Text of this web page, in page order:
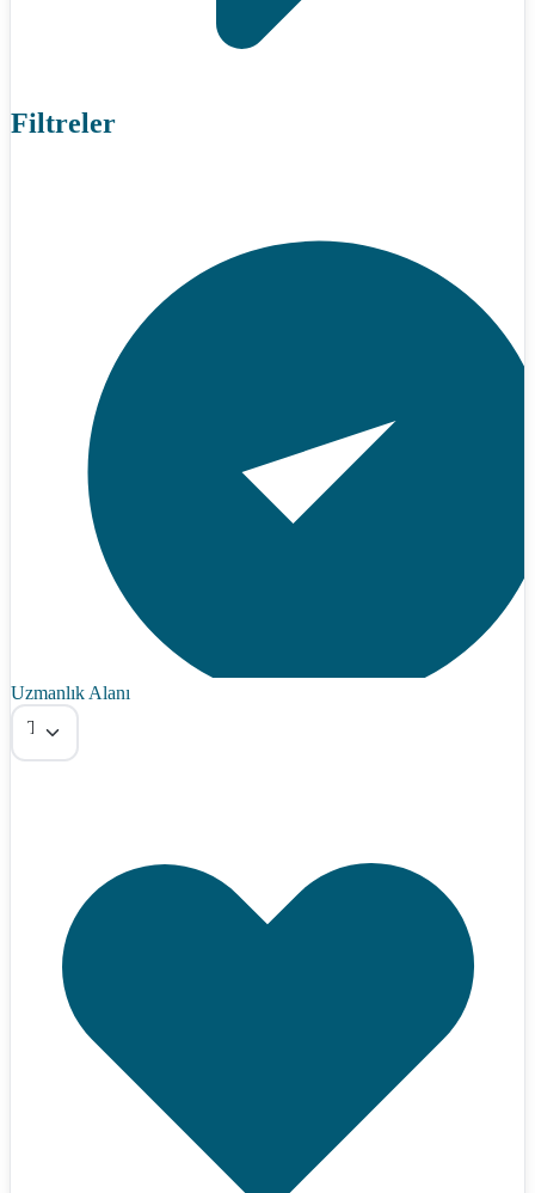
Filtreler
Uzmanlık Alanı
Tümü